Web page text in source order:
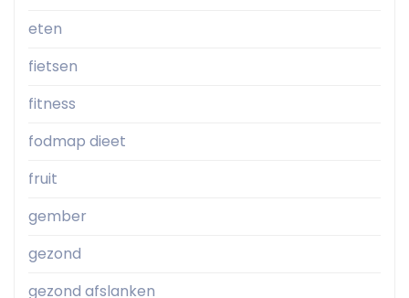
eten
fietsen
fitness
fodmap dieet
fruit
gember
gezond
gezond afslanken